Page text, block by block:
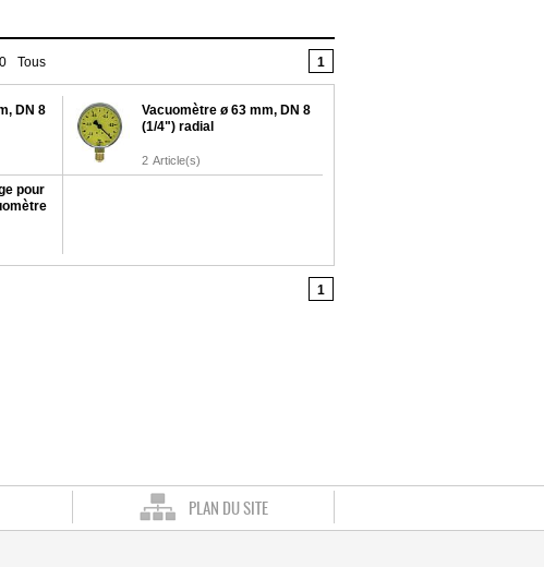
Tous 1
DN 8
Vacuomètre ø 63 mm, DN 8
(1/4") radial
2 Article(s)
pour
1
PLAN DU SITE